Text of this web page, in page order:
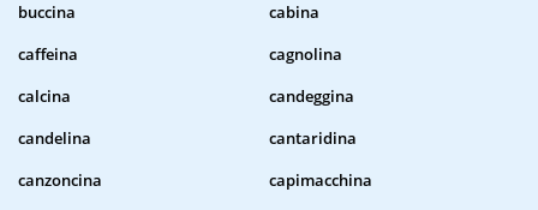
buccina
cabina
caffeina
cagnolina
calcina
candeggina
candelina
cantaridina
canzoncina
capimacchina